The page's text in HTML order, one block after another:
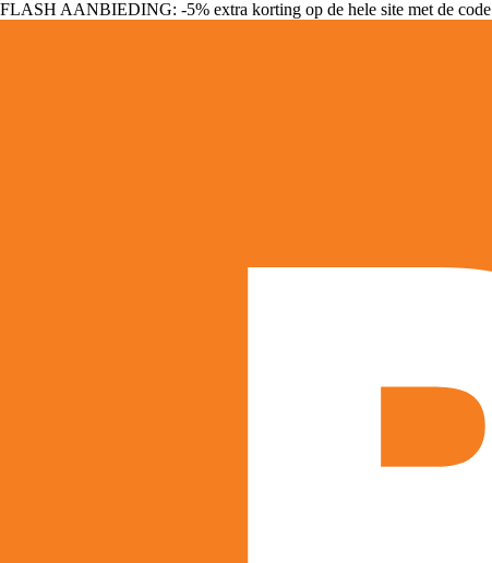
FLASH AANBIEDING: -5% extra korting op de hele site met de code